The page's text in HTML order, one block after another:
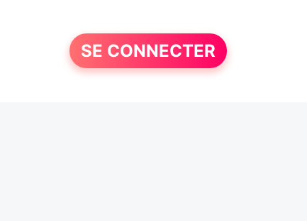
SE CONNECTER